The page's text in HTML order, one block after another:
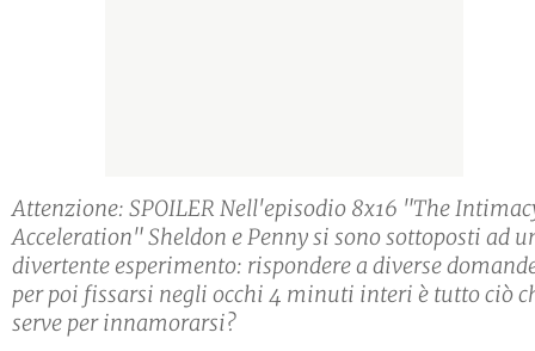
Attenzione: SPOILER Nell'episodio 8x16 "The
Acceleration" Sheldon e Penny si sono sottoposti ad
divertente esperimento: rispondere a diverse
per poi fissarsi negli occhi 4 minuti interi è tutto ciò
serve per innamorarsi?